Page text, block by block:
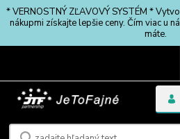
* VERNOSTNÝ ZĽAVOVÝ SYSTÉM *
nákupmi získajte lepšie ceny. Čím viac u
máte.